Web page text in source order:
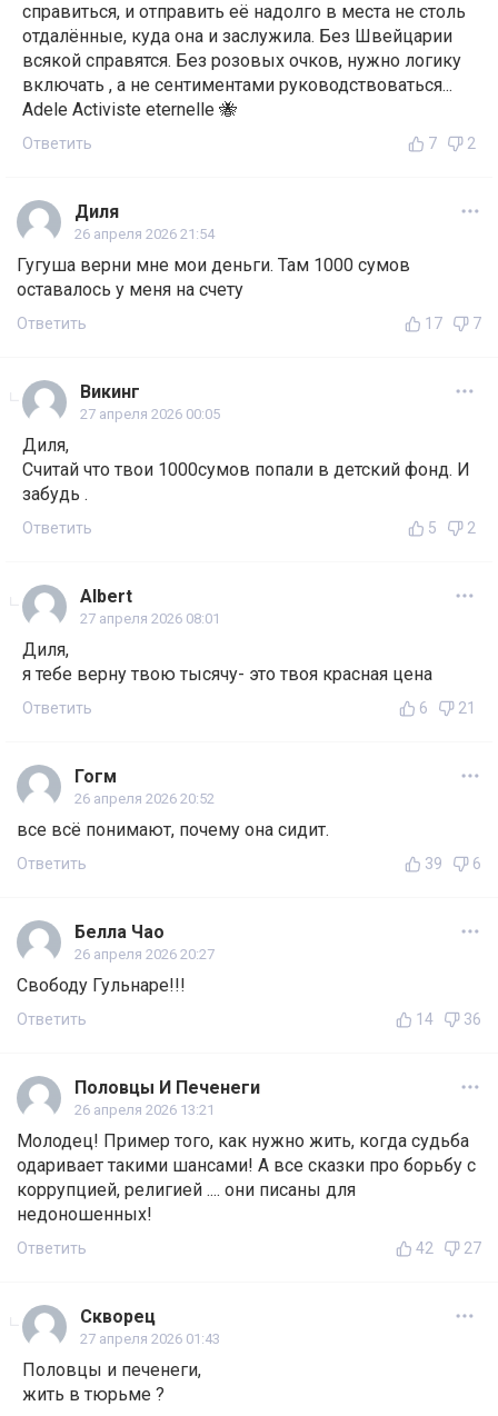
справиться, и отправить её надолго в места не столь
отдалённые, куда она и заслужила. Без Швейцарии
всякой справятся. Без розовых очков, нужно логику
включать , а не сентиментами руководствоваться...
Adele Activiste eternelle 🐝
Ответить 7 2
Диля
26 апреля 2026 21:54
Гугуша верни мне мои деньги. Там 1000 сумов
оставалось у меня на счету
Ответить 17 7
Викинг
27 апреля 2026 00:05
Диля,
Считай что твои 1000сумов попали в детский фонд. И
забудь .
Ответить 5 2
Albert
27 апреля 2026 08:01
Диля,
я тебе верну твою тысячу- это твоя красная цена
Ответить 6 21
Гогм
26 апреля 2026 20:52
все всё понимают, почему она сидит.
Ответить 39 6
Белла Чао
26 апреля 2026 20:27
Свободу Гульнаре!!!
Ответить 14 36
Половцы И Печенеги
26 апреля 2026 13:21
Молодец! Пример того, как нужно жить, когда судьба
одаривает такими шансами! А все сказки про борьбу с
коррупцией, религией .... они писаны для
недоношенных!
Ответить 42 27
Скворец
27 апреля 2026 01:43
Половцы и печенеги,
жить в тюрьме ?